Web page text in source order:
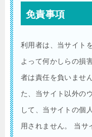
免責事項
利用者は、当サイト
よって何かしらの損
者は責任を負いませ
た、当サイト以外の
して、当サイトの個
用されません。 当サ